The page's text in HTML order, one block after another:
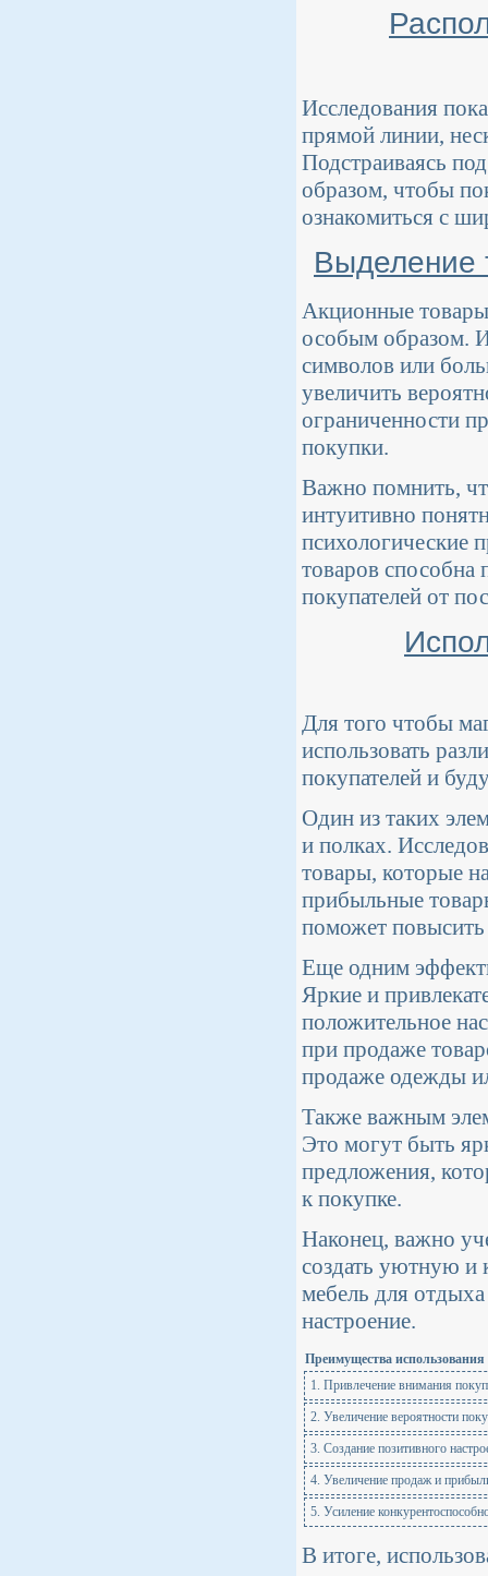
Исследования
прямой линии,
Подстраиваясь
образом, чтобы
ознакомиться с
Выделение
Акционные
особым образом.
символов или
увеличить
ограниченности
покупки.
Важно помнить,
интуитивно
психологические
товаров способна
покупателей от
Для того чтобы
использовать
покупателей и
Один из таких
и полках.
товары, которые
прибыльные
поможет повысить
Еще одним
Яркие и
положительное
при продаже
продаже одежды
Также важным
Это могут быть
предложения,
к покупке.
Наконец, важно
создать уютную и
мебель для
настроение.
Преимущества
1. Привлечение внимания
2. Увеличение вероятности
3. Создание позитивного
4. Увеличение продаж и
5. Усиление
В итоге,